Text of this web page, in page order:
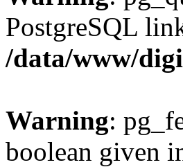
PostgreSQL
/data/www/
Warning:
boolean given